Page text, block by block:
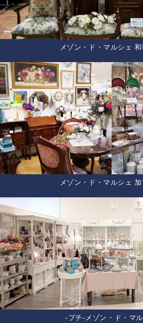
メゾン・ド・マルシェ
メゾン・ド・マルシェ
-プチ-メゾン・ド・マ